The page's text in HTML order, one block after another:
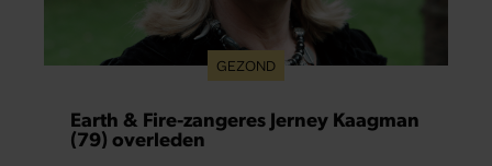
GEZOND
Earth & Fire-zangeres Jerney Kaagman
(79) overleden